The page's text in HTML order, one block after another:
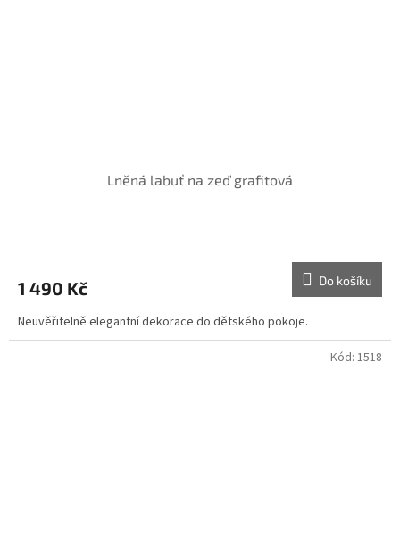
Lněná labuť na zeď grafitová
1 490 Kč Do košíku
Neuvěřitelně elegantní dekorace do dětského pokoje.
Kód: 1518